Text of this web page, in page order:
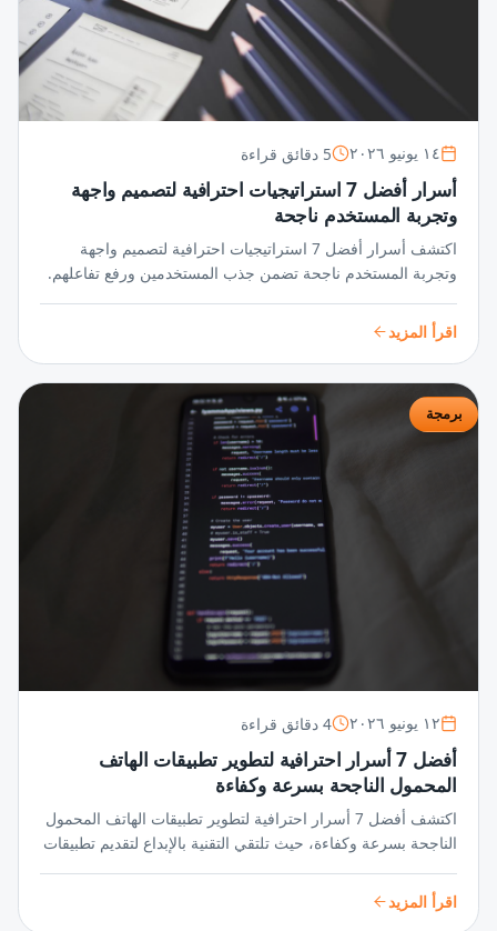
١٤ يونيو ٢٠٢٦ 5 دقائق قراءة
أسرار أفضل 7 استراتيجيات احترافية لتصميم واجهة
وتجربة المستخدم ناجحة
اكتشف أسرار أفضل 7 استراتيجيات احترافية لتصميم واجهة
وتجربة المستخدم ناجحة تضمن جذب المستخدمين ورفع تفاعلهم.
اقرأ المزيد
برمجة
١٢ يونيو ٢٠٢٦ 4 دقائق قراءة
أفضل 7 أسرار احترافية لتطوير تطبيقات الهاتف
المحمول الناجحة بسرعة وكفاءة
اكتشف أفضل 7 أسرار احترافية لتطوير تطبيقات الهاتف المحمول
الناجحة بسرعة وكفاءة، حيث تلتقي التقنية بالإبداع لتقديم تطبيقات
اقرأ المزيد